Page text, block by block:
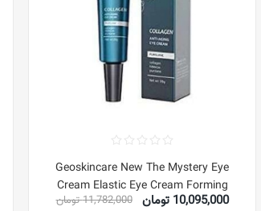
Geoskincare New The Mystery Eye
Cream Elastic Eye Cream Forming
10,095,000 تومان 11,782,000 تومان